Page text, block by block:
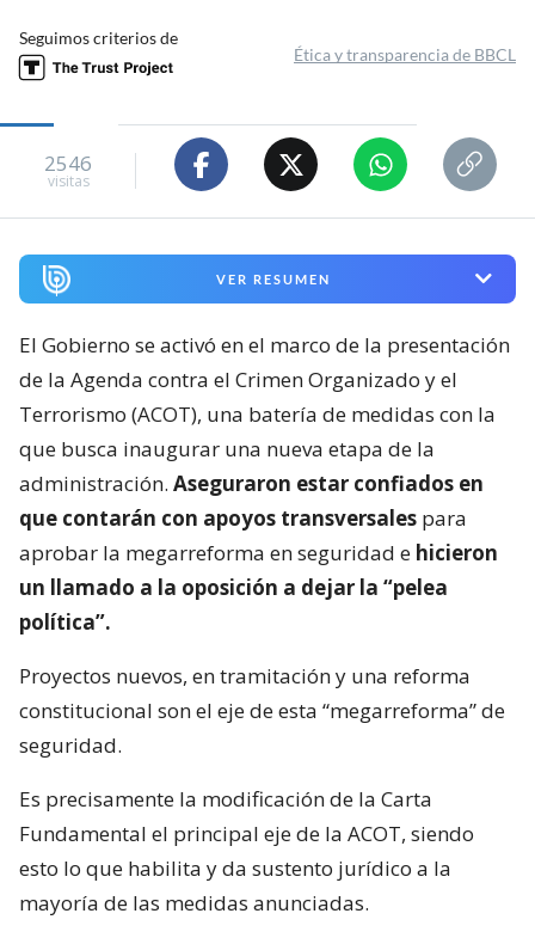
Seguimos criterios de
Ética y transparencia de BBCL
2546
visitas
VER RESUMEN
El Gobierno se activó en el marco de la presentación
de la Agenda contra el Crimen Organizado y el
Terrorismo (ACOT), una batería de medidas con la
que busca inaugurar una nueva etapa de la
administración. Aseguraron estar confiados en
que contarán con apoyos transversales para
aprobar la megarreforma en seguridad e hicieron
un llamado a la oposición a dejar la “pelea
política”.
Proyectos nuevos, en tramitación y una reforma
constitucional son el eje de esta “megarreforma” de
seguridad.
Es precisamente la modificación de la Carta
Fundamental el principal eje de la ACOT, siendo
esto lo que habilita y da sustento jurídico a la
mayoría de las medidas anunciadas.